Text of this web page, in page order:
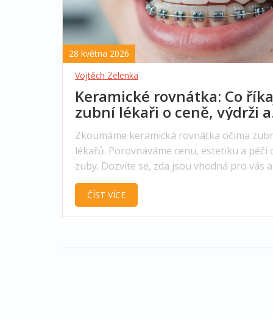
28 května 2026
Vojtěch Zelenka
Keramické rovnátka: Co
zubní lékaři o ceně, výdrži a
výsledcích
Zkoumáme keramická rovnátka očima
lékařů. Porovnáváme cenu, estetiku a péči
zuby. Dozvíte se, zda jsou vhodná pro vás
se liší od kovových variant.
ČÍST VÍCE